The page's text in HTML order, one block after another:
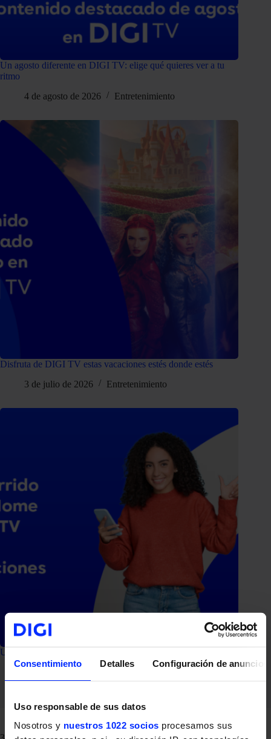
Consentimiento Detalles Configuración de anuncios
Uso responsable de sus datos
Nosotros y nuestros 1022 socios procesamos sus
Un agosto diferente en DIGI TV: elige qué quieres ver a tu
ritmo
4 de agosto de 2026
Entretenimiento
Disfruta de DIGI TV estas vacaciones estés donde estés
3 de julio de 2026
Entretenimiento
Un recorrido por la Home de DIGI TV y todas sus secciones